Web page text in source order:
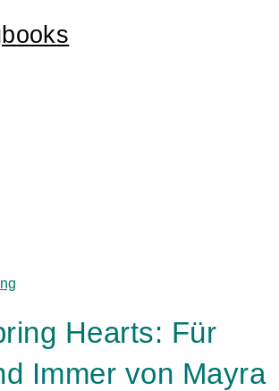
Hearts: Für
Immer von Mayra